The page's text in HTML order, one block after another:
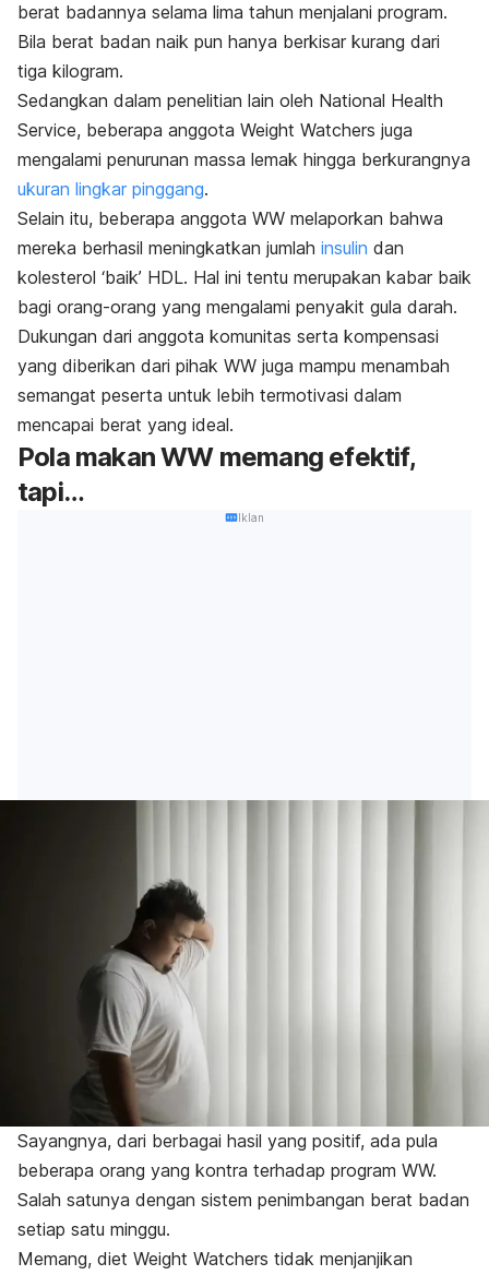
berat badannya selama lima tahun menjalani program.
Bila berat badan naik pun hanya berkisar kurang dari
tiga kilogram.
Sedangkan dalam penelitian lain oleh National Health
Service, beberapa anggota Weight Watchers juga
mengalami penurunan massa lemak hingga berkurangnya
ukuran lingkar pinggang.
Selain itu, beberapa anggota WW melaporkan bahwa
mereka berhasil meningkatkan jumlah insulin dan
kolesterol ‘baik’ HDL. Hal ini tentu merupakan kabar baik
bagi orang-orang yang mengalami penyakit gula darah.
Dukungan dari anggota komunitas serta kompensasi
yang diberikan dari pihak WW juga mampu menambah
semangat peserta untuk lebih termotivasi dalam
mencapai berat yang ideal.
Pola makan WW memang efektif,
tapi…
Iklan
Sayangnya, dari berbagai hasil yang positif, ada pula
beberapa orang yang kontra terhadap program WW.
Salah satunya dengan sistem penimbangan berat badan
setiap satu minggu.
Memang, diet Weight Watchers tidak menjanjikan